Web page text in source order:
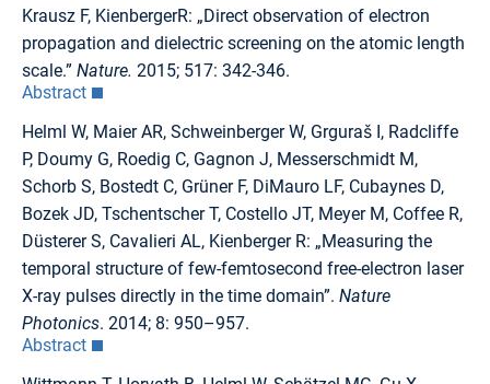
Krausz F, KienbergerR: „Direct observation of electron
propagation and dielectric screening on the atomic length
scale.” Nature. 2015; 517: 342-346.
Abstract
Helml W, Maier AR, Schweinberger W, Grguraš I, Radcliffe
P, Doumy G, Roedig C, Gagnon J, Messerschmidt M,
Schorb S, Bostedt C, Grüner F, DiMauro LF, Cubaynes D,
Bozek JD, Tschentscher T, Costello JT, Meyer M, Coffee R,
Düsterer S, Cavalieri AL, Kienberger R: „Measuring the
temporal structure of few-femtosecond free-electron laser
X-ray pulses directly in the time domain”. Nature
Photonics. 2014; 8: 950–957.
Abstract